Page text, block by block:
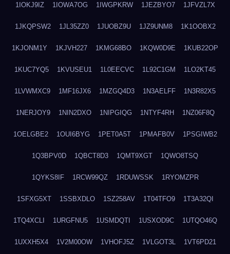
1IOKJ9IZ 1IOWA7OG 1IWGPKRW 1JEZBYO7 1JFVZL7X
1JKQPSW2 1JL35ZZ0 1JUOBZ9U 1JZ9UNM8 1K1OOBX2
1KJONM1Y 1KJVH227 1KMG68BO 1KQW0D9E 1KUB22OP
1KUC7YQ5 1KVUSEU1 1L0EECVC 1L92C1GM 1LO2KT45
1LVWMXC9 1MF16JX6 1MZGQ4D3 1N3AELFF 1N3R82X5
1NERJOY9 1NIN2DXO 1NIPGIQG 1NTYF4RH 1NZ06F8Q
1OELGBE2 1OUI6BYG 1PET0A5T 1PMAFB0V 1PSGIWB2
1Q3BPV0D 1QBCT8D3 1QMT9XGT 1QWO8TSQ
1QYKS8IF 1RCW99QZ 1RDUWSSK 1RYOMZPR
1SFXG5XT 1SSBXDLO 1SZ258AV 1T04TFO9 1T3A32QI
1TQ4XCLI 1URGFNU5 1USMDQTI 1USXOD9C 1UTQO46Q
1UXXH5X4 1V2M00OW 1VHOFJ5Z 1VLGOT3L 1VT6PD21